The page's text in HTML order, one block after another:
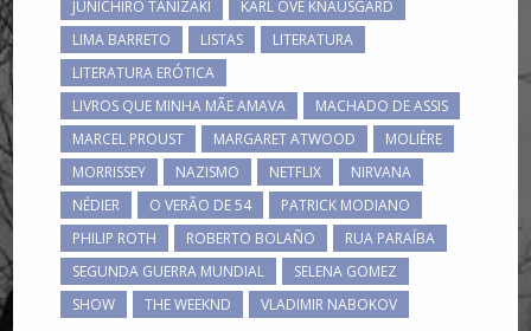
JUNICHIRO TANIZAKI
KARL OVE KNAUSGARD
LIMA BARRETO
LISTAS
LITERATURA
LITERATURA ERÓTICA
LIVROS QUE MINHA MÃE AMAVA
MACHADO DE ASSIS
MARCEL PROUST
MARGARET ATWOOD
MOLIÈRE
MORRISSEY
NAZISMO NETFLIX
NIRVANA
NÉDIER
O VERÃO DE 54
PATRICK MODIANO
PHILIP ROTH
ROBERTO BOLAÑO
RUA PARAÍBA
SEGUNDA GUERRA MUNDIAL
SELENA GOMEZ
SHOW
THE WEEKND VLADIMIR NABOKOV